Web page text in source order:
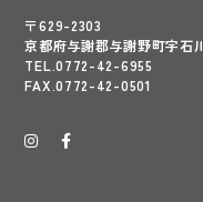
〒629-2303
京都府与謝郡与謝野町字石
TEL.0772-42-6955
FAX.0772-42-0501